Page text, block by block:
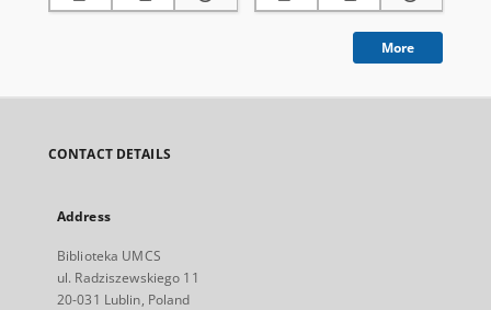
More
CONTACT DETAILS
Address
Biblioteka UMCS
ul. Radziszewskiego 11
20-031 Lublin, Poland